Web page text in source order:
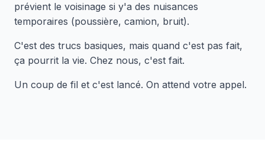
prévient le voisinage si y'a des nuisances
temporaires (poussière, camion, bruit).
C'est des trucs basiques, mais quand c'est pas fait,
ça pourrit la vie. Chez nous, c'est fait.
Un coup de fil et c'est lancé. On attend votre appel.